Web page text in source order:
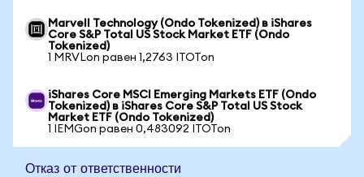
Marvell Technology (Ondo Tokenized) в iShares
Core S&P Total US Stock Market ETF (Ondo
Tokenized)
1 MRVLon равен 1,2763 ITOTon
iShares Core MSCI Emerging Markets ETF (Ondo
Tokenized) в iShares Core S&P Total US Stock
Market ETF (Ondo Tokenized)
1 IEMGon равен 0,483092 ITOTon
Отказ от ответственности